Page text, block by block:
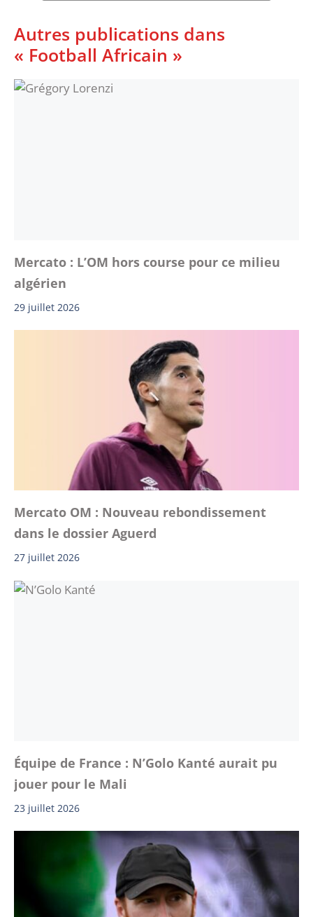
Autres publications dans
« Football Africain »
Mercato : L’OM hors course pour ce milieu
algérien
29 juillet 2026
Mercato OM : Nouveau rebondissement
dans le dossier Aguerd
27 juillet 2026
Équipe de France : N’Golo Kanté aurait pu
jouer pour le Mali
23 juillet 2026